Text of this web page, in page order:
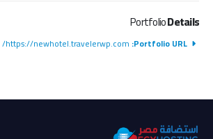
PortfolioDetails
Portfolio URL:
https://newhotel.travelerwp.com/